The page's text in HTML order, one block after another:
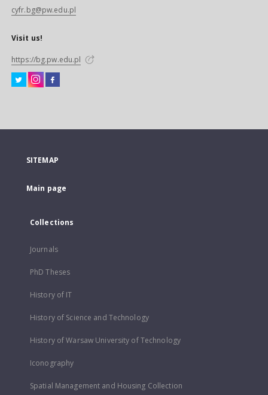
cyfr.bg@pw.edu.pl
Visit us!
https://bg.pw.edu.pl
SITEMAP
Main page
Collections
Journals
PhD Theses
History of IT
History of Science and Technology
History of Warsaw University of Technology
Iconography
Spatial Management and Housing Collection